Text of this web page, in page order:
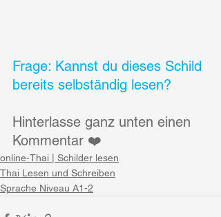
Frage: Kannst du dieses Schild
bereits selbständig lesen?
Hinterlasse ganz unten einen
Kommentar ❤️
online-Thai | Schilder lesen
Thai Lesen und Schreiben
Sprache Niveau A1-2